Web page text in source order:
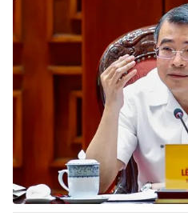
Sao
Chất lượng cuộc sống
Giáo dục
Tuyển sinh
Học trực tuyến
Công nghệ
Hitech Công nghệ tương lai
Sản phẩm
Thị trường
Tư vấn
Giao lưu trực tuyến
Lịch phát sóng